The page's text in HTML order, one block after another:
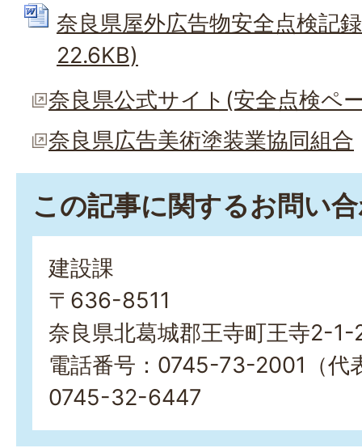
奈良県屋外広告物安全点検記
22.6KB)
奈良県公式サイト(安全点検ペ
奈良県広告美術塗装業協同組合
この記事に関するお問い
建設課
〒636-8511
奈良県北葛城郡王寺町王寺2-
電話番号：0745-73-2001（
0745-32-6447